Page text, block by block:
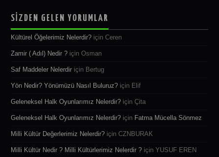
SİZDEN GELEN YORUMLAR
Kültürel Öğelerimiz Nelerdir? içinCeren
Zamir ( Adıl) Nedir ? içinOsman
Saf Maddeler Nelerdir için Bertug
Yön Nedir? Yönümüzü Nasıl Buluruz? için Elif
Geleneksel Halk Oyunlarımız Nelerdir? içinÇita
Geleneksel Halk Oyunlarımız Nelerdir? için Fatma Mücella Sönmez
Milli Kültür Değerlerimiz Nelerdir? içinCZNBURAK
Milli Kültür Nedir ? Milli Kültürlerimiz Nelerdir ? içinYUSUF EREN